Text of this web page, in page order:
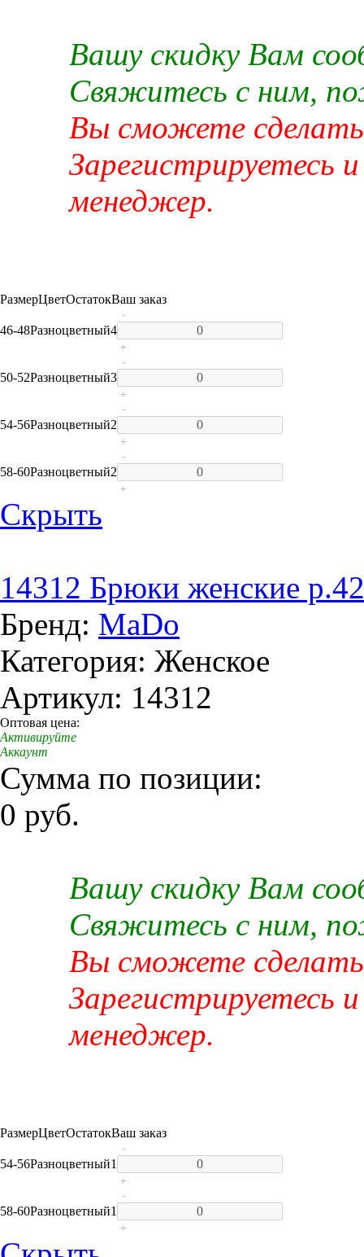
Вашу скидку Вам
Свяжитесь с ним,
Вы сможете сделать
Зарегистрируетесь
менеджер.
РазмерЦветОстатокВаш заказ
46-48Разноцветный4
-
+
50-52Разноцветный3
-
+
54-56Разноцветный2
-
+
58-60Разноцветный2
-
+
Скрыть
14312 Брюки женские
Бренд: MaDo
Категория: Женское
Артикул: 14312
Оптовая цена:
Активируйте
Аккаунт
Сумма по позиции:
0 руб.
Вашу скидку Вам
Свяжитесь с ним,
Вы сможете сделать
Зарегистрируетесь
менеджер.
РазмерЦветОстатокВаш заказ
54-56Разноцветный1
-
+
58-60Разноцветный1
-
+